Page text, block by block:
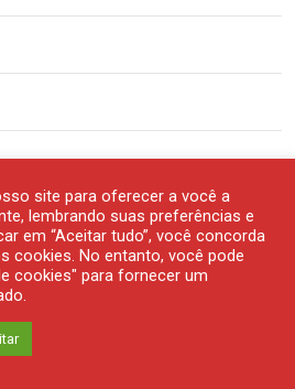
site para oferecer a você a
lembrando suas preferências e
em “Aceitar tudo”, você concorda
cookies. No entanto, você pode
cookies" para fornecer um